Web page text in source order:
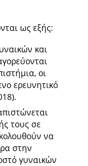
ως εξής:
και
οι
ερευνητικό
τους σε
να
στην
γυναικών